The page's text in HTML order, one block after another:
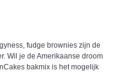
fudge brownies zijn de
Wil je de Amerikaanse droom
bakmix is het mogelijk